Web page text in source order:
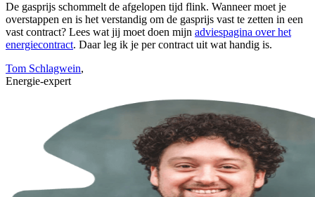
De gasprijs schommelt de afgelopen tijd flink. Wanneer moet je
overstappen en is het verstandig om de gasprijs vast te zetten in een
vast contract? Lees wat jij moet doen mijn adviespagina over het
energiecontract. Daar leg ik je per contract uit wat handig is.
Tom Schlagwein,
Energie-expert